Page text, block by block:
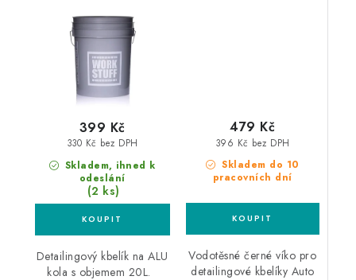
Skladem, ihned k
odeslání
(2 ks)
330 Kč bez DPH
399 Kč
Detailingový kbelík na ALU
kola s objemem 20L.
Skladem do 10
pracovních dní
396 Kč bez DPH
479 Kč
Vodotěsné černé víko pro
detailingové kbelíky Auto